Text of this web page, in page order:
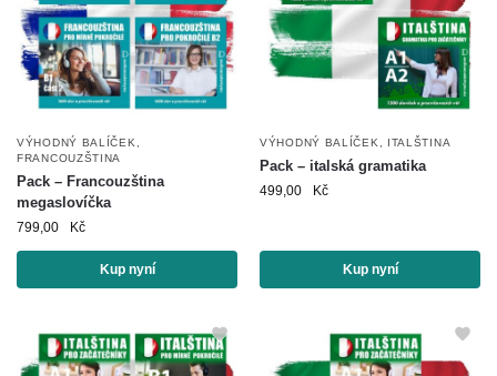
VÝHODNÝ BALÍČEK
FRANCOUZŠTINA
Pack – Francouzština
megaslovíčka
799,00 Kč
Kup nyní
VÝHODNÝ BALÍČEK ITALŠTINA
Pack – italská gramatika
499,00 Kč
Kup nyní